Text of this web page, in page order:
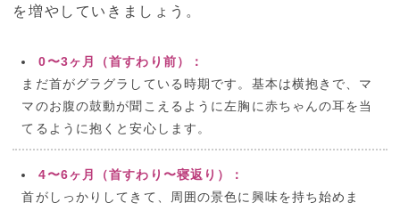
を増やしていきましょう。
0〜3ヶ月（首すわり前）：
まだ首がグラグラしている時期です。基本は横抱きで、マ
マのお腹の鼓動が聞こえるように左胸に赤ちゃんの耳を当
てるように抱くと安心します。
4〜6ヶ月（首すわり〜寝返り）：
首がしっかりしてきて、周囲の景色に興味を持ち始めま